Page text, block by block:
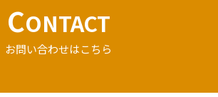
CONTACT
お問い合わせはこちら